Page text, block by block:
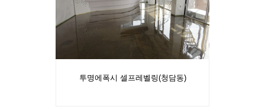
투명에폭시 셀프레벨링(청담동)